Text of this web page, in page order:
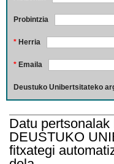
Probintzia
* Herria
* Emaila
Deustuko Unibertsitateko
Datu
DEUSTUKO
fitxategi